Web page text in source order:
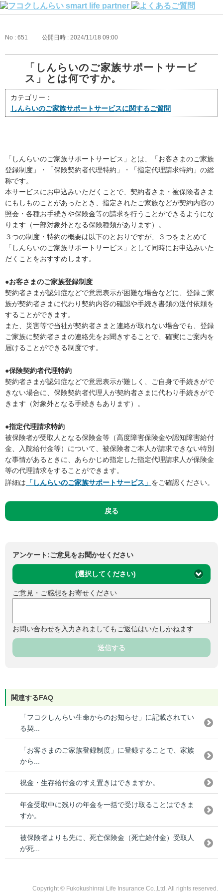
No : 651 公開日時 : 2024/11/18 09:00
「しんらいのご家族サポートサービ
ス」とは何ですか。
カテゴリー：
しんらいのご家族サポートサービスに関するご質問
「しんらいのご家族サポートサービス」とは、「お客さまのご家族
登録制度」・「保険契約者代理特約」・「指定代理請求特約」の総
称です。
本サービスにお申込みいただくことで、契約者さま・被保険者さま
にもしものことがあったとき、指定されたご家族などが契約内容の
照会・各種お手続きや保険金等の請求を行うことができるようにな
ります（一部対象外となる保険種類があります）。
３つの制度・特約の概要は以下のとおりですが、３つをまとめて
「しんらいのご家族サポートサービス」として同時にお申込みいた
だくことをおすすめします。
●お客さまのご家族登録制度
契約者さまが認知症などで意思表示が困難な場合などに、登録ご家
族が契約者さまに代わり契約内容の確認や手続き書類の送付依頼を
することができます。
また、災害等で当社が契約者さまと連絡が取れない場合でも、登録
ご家族に契約者さまの連絡先をお聞きすることで、確実にご案内を
届けることができる制度です。
●保険契約者代理特約
契約者さまが認知症などで意思表示が難しく、ご自身で手続きがで
きない場合に、保険契約者代理人が契約者さまに代わり手続きがで
きます（対象外となる手続きもあります）。
●指定代理請求特約
被保険者が受取人となる保険金等（高度障害保険金や認知障害給付
金、入院給付金等）について、被保険者ご本人が請求できない特別
な事情があるときに、あらかじめ指定した指定代理請求人が保険金
等の代理請求をすることができます。
詳細は 「しんらいのご家族サポートサービス」 をご確認ください。
戻る
アンケート:ご意見をお聞かせください
(選択してください)
ご意見・ご感想をお寄せください
お問い合わせを入力されましてもご返信はいたしかねます
送信する
関連するFAQ
「フコクしんらい生命からのお知らせ」に記載されてい
る契...
「お客さまのご家族登録制度」に登録することで、家族
から...
祝金・生存給付金のすえ置きはできますか。
年金受取中に残りの年金を一括で受け取ることはできま
すか。
被保険者よりも先に、死亡保険金（死亡給付金）受取人
が死...
Copyright © Fukokushinrai Life Insurance Co.,Ltd. All rights reserved.